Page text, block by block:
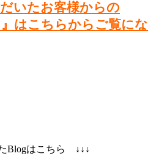
いたお客様からの
はこちらからご覧にな
Blogはこちら ↓↓↓